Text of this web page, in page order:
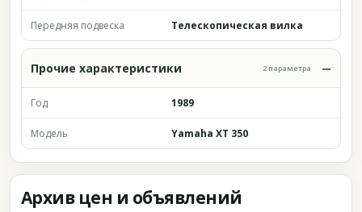
Передняя подвеска Телескопическая вилка
Прочие характеристики 2 параметра
Год 1989
Модель Yamaha XT 350
Архив цен и объявлений